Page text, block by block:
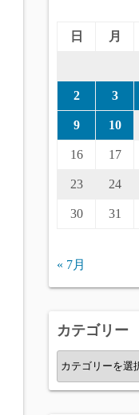
日
月
2 3
9 10
16 17
23 24
30 31
« 7月
カテゴリー
カ
テ